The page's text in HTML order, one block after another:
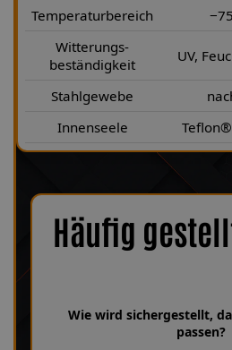
Temperaturbereich
Witterungs-
beständigkeit
UV,
Stahlgewebe
Innenseele
Häufig
Wie wird sichergestellt,
passen?